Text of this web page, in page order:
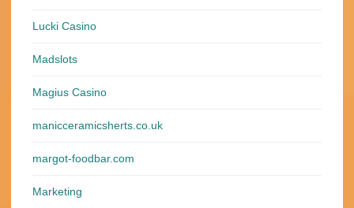
Lucki Casino
Madslots
Magius Casino
manicceramicsherts.co.uk
margot-foodbar.com
Marketing